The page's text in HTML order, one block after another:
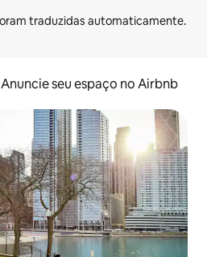
Anuncie seu espaço no Airbnb